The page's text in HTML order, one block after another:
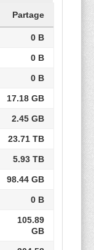
Partage
0 B
0 B
0 B
17.18 GB
2.45 GB
23.71 TB
5.93 TB
98.44 GB
0 B
105.89
GB